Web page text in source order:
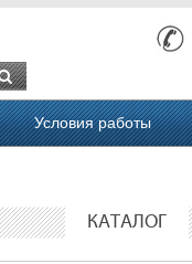
Условия работы
КАТАЛОГ